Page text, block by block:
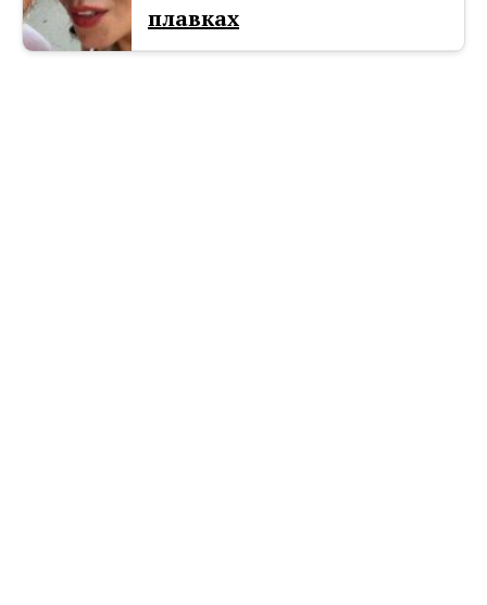
плавках